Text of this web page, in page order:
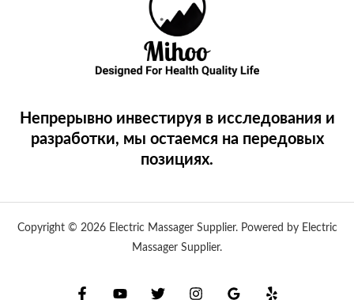
Непрерывно инвестируя в исследования и
разработки, мы остаемся на передовых
позициях.
Copyright © 2026 Electric Massager Supplier. Powered by Electric
Massager Supplier.